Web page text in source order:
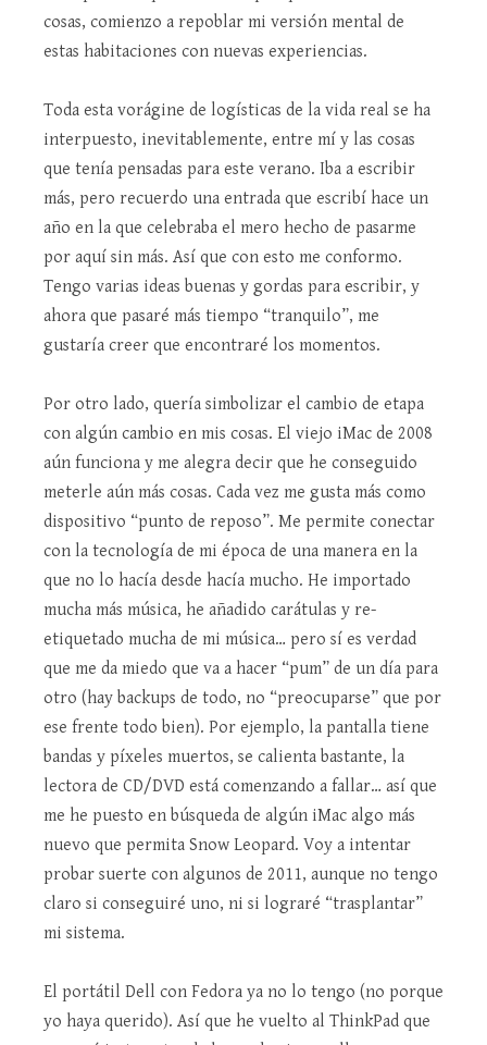
cosas, comienzo a repoblar mi versión mental de
estas habitaciones con nuevas experiencias.
Toda esta vorágine de logísticas de la vida real se ha
interpuesto, inevitablemente, entre mí y las cosas
que tenía pensadas para este verano. Iba a escribir
más, pero recuerdo una entrada que escribí hace un
año en la que celebraba el mero hecho de pasarme
por aquí sin más. Así que con esto me conformo.
Tengo varias ideas buenas y gordas para escribir, y
ahora que pasaré más tiempo “tranquilo”, me
gustaría creer que encontraré los momentos.
Por otro lado, quería simbolizar el cambio de etapa
con algún cambio en mis cosas. El viejo iMac de 2008
aún funciona y me alegra decir que he conseguido
meterle aún más cosas. Cada vez me gusta más como
dispositivo “punto de reposo”. Me permite conectar
con la tecnología de mi época de una manera en la
que no lo hacía desde hacía mucho. He importado
mucha más música, he añadido carátulas y re-
etiquetado mucha de mi música… pero sí es verdad
que me da miedo que va a hacer “pum” de un día para
otro (hay backups de todo, no “preocuparse” que por
ese frente todo bien). Por ejemplo, la pantalla tiene
bandas y píxeles muertos, se calienta bastante, la
lectora de CD/DVD está comenzando a fallar… así que
me he puesto en búsqueda de algún iMac algo más
nuevo que permita Snow Leopard. Voy a intentar
probar suerte con algunos de 2011, aunque no tengo
claro si conseguiré uno, ni si lograré “trasplantar”
mi sistema.
El portátil Dell con Fedora ya no lo tengo (no porque
yo haya querido). Así que he vuelto al ThinkPad que